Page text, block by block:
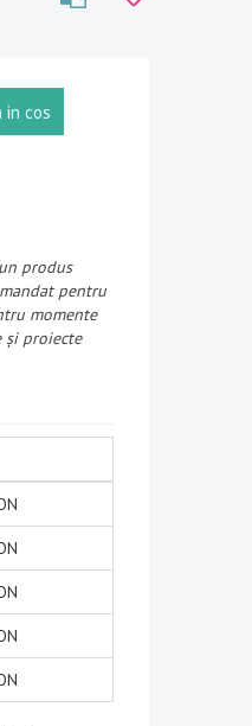
in cos
produs
pentru
momente
și proiecte